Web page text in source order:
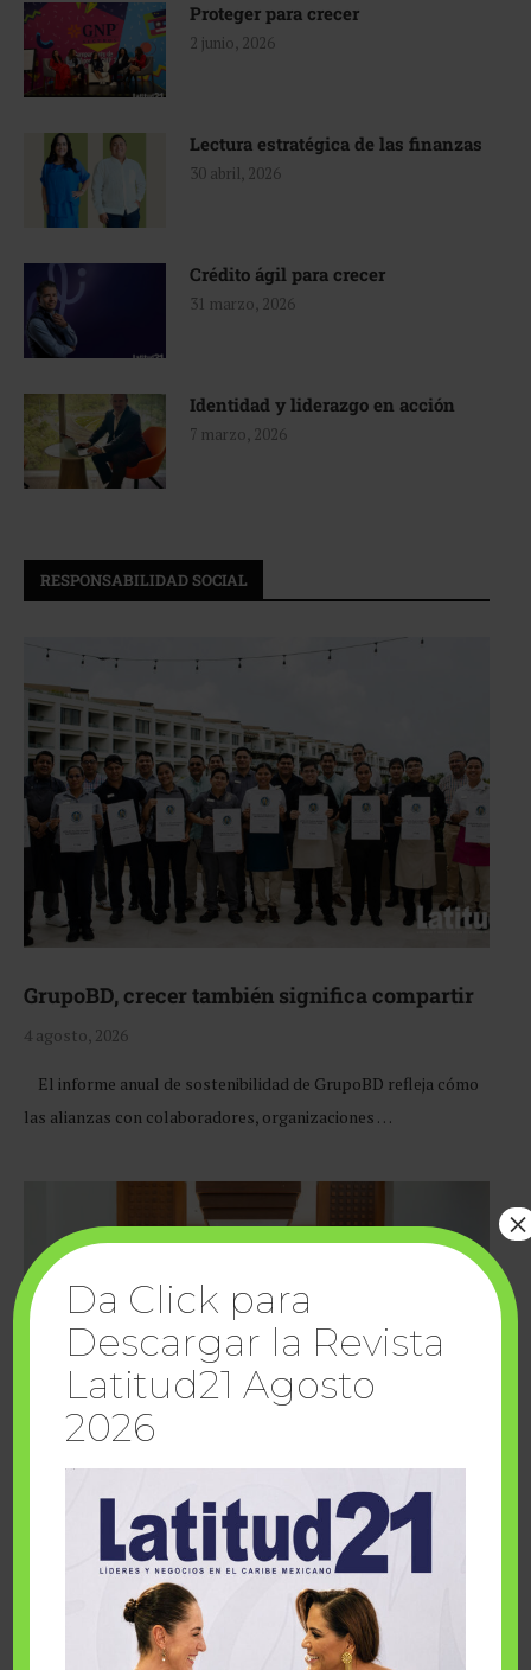
Proteger para crecer
2 junio, 2026
Lectura estratégica de las finanzas
30 abril, 2026
Crédito ágil para crecer
31 marzo, 2026
Identidad y liderazgo en acción
7 marzo, 2026
RESPONSABILIDAD SOCIAL
GrupoBD, crecer también significa compartir
4 agosto, 2026
El informe anual de sostenibilidad de GrupoBD refleja cómo
las alianzas con colaboradores, organizaciones …
Cuando la solidaridad inspira; cumplen
sueños Fairmont Mayakoba y Make-A-Wish
Da Click para
Descargar la Revista
Latitud21 Agosto
2026
×